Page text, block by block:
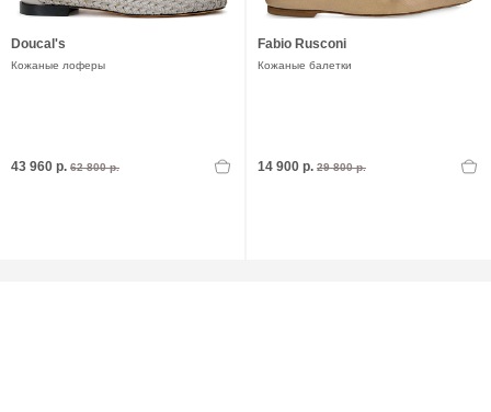
Doucal's
Кожаные лоферы
43 960 р. 62 800 р.
Fabio Rusconi
Кожаные балетки
14 900 р. 29 800 р.